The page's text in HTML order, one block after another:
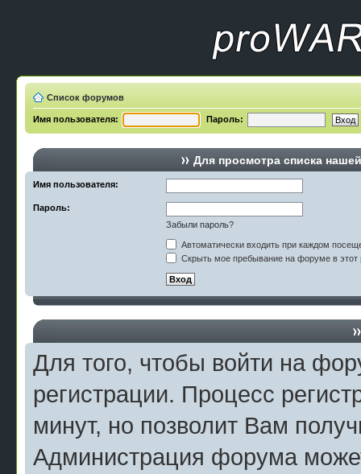
Список форумов
Имя пользователя: Пароль:
Для просмотра списка
Имя пользователя:
Пароль:
Забыли пароль?
Автоматически входить при каждом
Скрыть мое пребывание на форуме в этот
Для того, чтобы войти на
регистрации. Процесс
минут, но позволит Вам
Администрация форума